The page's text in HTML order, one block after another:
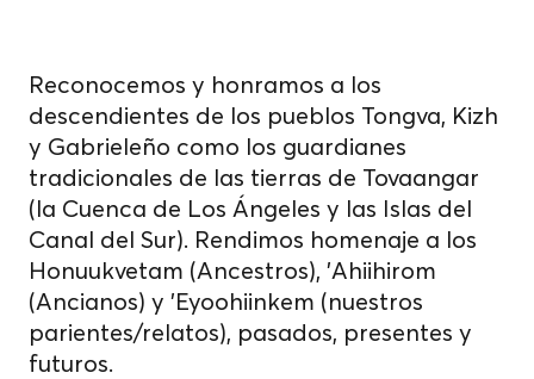
Reconocemos y honramos a los
descendientes de los pueblos Tongva, Kizh
y Gabrieleño como los guardianes
tradicionales de las tierras de Tovaangar
(la Cuenca de Los Ángeles y las Islas del
Canal del Sur). Rendimos homenaje a los
Honuukvetam (Ancestros), 'Ahiihirom
(Ancianos) y 'Eyoohiinkem (nuestros
parientes/relatos), pasados, presentes y
futuros.